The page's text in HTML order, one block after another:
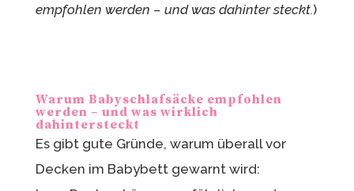
empfohlen werden – und was dahinter steckt.)
Warum Babyschlafsäcke empfohlen
werden – und was wirklich
dahintersteckt
Es gibt gute Gründe, warum überall vor
Decken im Babybett gewarnt wird: